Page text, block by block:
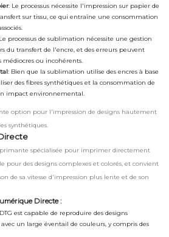
: Le processus nécessite l'impression sur papier de
sur tissu, ce qui entraîne une consommation
processus de sublimation nécessite une gestion
du transfert de l'encre, et des erreurs peuvent
médiocres ou incohérents.
: Bien que la sublimation utilise des encres à base
des fibres synthétiques et la consommation de
impact environnemental.
option pour l'impression de designs hautement
synthétiques.
spécialisée pour imprimer directement
pour des designs complexes et colorés, et convient
de sa vitesse d'impression plus lente et de son
Directe :
est capable de reproduire des designs
un large éventail de couleurs, y compris des